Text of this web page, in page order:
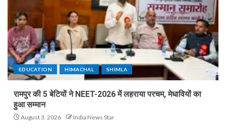
EDUCATION HIMACHAL SHIMLA
रामपुर की 5 बेटियों ने NEET-2026 में लहराया परचम, मेधावियों का
हुआ सम्मान
August 3, 2026 India News Star